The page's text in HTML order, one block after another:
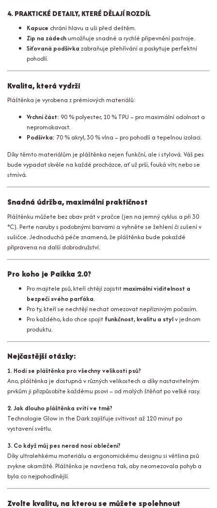
4. PRAKTICKÉ DETAILY, KTERÉ DĚLAJÍ ROZDÍL
Kapuce chrání hlavu a uši před deštěm.
Zip na zádechumožňuje snadné a rychlé připevnění postroje.
Síťovaná podšívka zabraňuje přehřívání a poskytuje perfektní
pohodlí.
Kvalita, která vydrží
Pláštěnka je vyrobena z prémiových materiálů:
Vrchní část: 90 % polyester, 10 % TPU – pro maximální odolnost a
nepromokavost.
Podšívka: 70 % akryl, 30 % vlna – pro pohodlí a tepelnou izolaci.
Díky těmto materiálům je pláštěnka nejen funkční, ale i stylová. Váš pes
bude vypadat skvěle na každé procházce, ať už prší, fouká vítr, nebo se
stmívá.
Snadná údržba, maximální praktičnost
Pláštěnku můžete bez obav prát v pračce (jen na jemný cyklus a při 30
°C). Perte naruby s podobnými barvami a vyhněte se žehlení či sušení v
sušičce. Jednoduchá péče znamená, že pláštěnka bude pokaždé
připravena na další dobrodružství.
Pro koho je Paikka 2.0?
Pro majitele psů, kteří chtějí zajistit maximální viditelnost a
bezpečí svého parťáka.
Pro ty, kteří se nechtějí nechat omezovat nepříznivým počasím.
Pro každého, kdo chce spojit funkčnost, kvalitu a stylv jednom
produktu.
Nejčastější otázky:
1. Hodí se pláštěnka pro všechny velikosti psů?
Ano, pláštěnka je dostupná v různých velikostech a díky nastavitelným
prvkům ji přizpůsobíte každému psovi – od malých štěňat po velké rasy.
2. Jak dlouho pláštěnka svítí ve tmě?
Technologie Glow in the Dark zajišťuje svítivost až 120 minut po
vystavení světlu.
3. Co když můj pes nerad nosí oblečení?
Díky ultralehkému materiálu a ergonomickému designu si většina psů
zvykne okamžitě. Pláštěnka je navržena tak, aby neomezovala pohyb a
byla co nejpohodlnější.
Zvolte kvalitu, na kterou se můžete spolehnout